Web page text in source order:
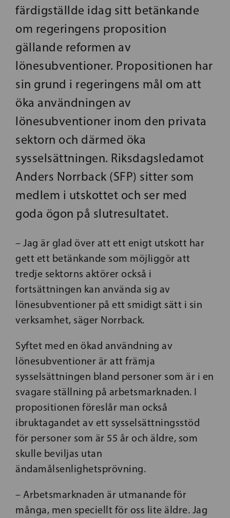
färdigställde idag sitt betänkande
om regeringens proposition
gällande reformen av
lönesubventioner. Propositionen har
sin grund i regeringens mål om att
öka användningen av
lönesubventioner inom den privata
sektorn och därmed öka
sysselsättningen. Riksdagsledamot
Anders Norrback (SFP) sitter som
medlem i utskottet och ser med
goda ögon på slutresultatet.
– Jag är glad över att ett enigt utskott har
gett ett betänkande som möjliggör att
tredje sektorns aktörer också i
fortsättningen kan använda sig av
lönesubventioner på ett smidigt sätt i sin
verksamhet, säger Norrback.
Syftet med en ökad användning av
lönesubventioner är att främja
sysselsättningen bland personer som är i en
svagare ställning på arbetsmarknaden. I
propositionen föreslår man också
ibruktagandet av ett sysselsättningsstöd
för personer som är 55 år och äldre, som
skulle beviljas utan
ändamålsenlighetsprövning.
– Arbetsmarknaden är utmanande för
många, men speciellt för oss lite äldre. Jag